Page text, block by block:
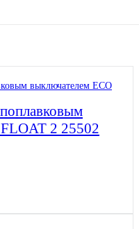
2 25502